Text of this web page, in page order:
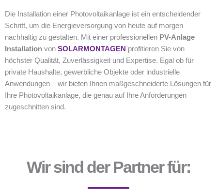
Die Installation einer Photovoltaikanlage ist ein entscheidender
Schritt, um die Energieversorgung von heute auf morgen
nachhaltig zu gestalten. Mit einer professionellen PV-Anlage
Installation von SOLARMONTAGEN profitieren Sie von
höchster Qualität, Zuverlässigkeit und Expertise. Egal ob für
private Haushalte, gewerbliche Objekte oder industrielle
Anwendungen – wir bieten Ihnen maßgeschneiderte Lösungen für
Ihre Photovoltaikanlage, die genau auf Ihre Anforderungen
zugeschnitten sind.
Wir sind der Partner für: